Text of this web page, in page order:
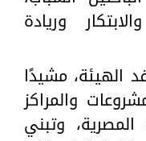
وريادة
الهيئة، مشيدًا
والمراكز
المصرية، وتبني